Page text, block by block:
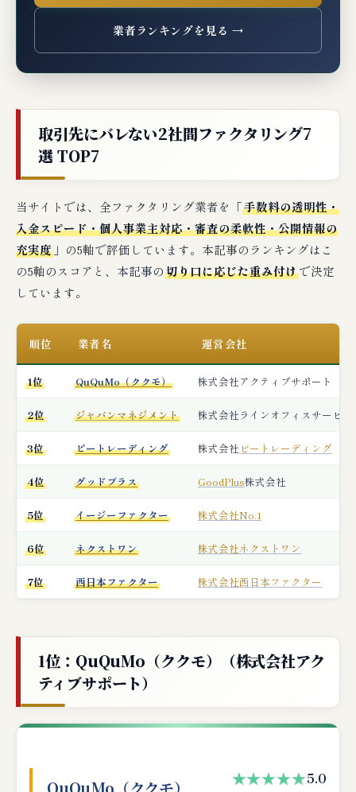
業者ランキングを見る →
取引先にバレない2社間ファクタリング7
選 TOP7
当サイトでは、全ファクタリング業者を「手数料の透明性・
入金スピード・個人事業主対応・審査の柔軟性・公開情報の
充実度 」の5軸で評価しています。本記事のランキングはこ
の5軸のスコアと、本記事の切り口に応じた重み付けで決定
しています。
順位 業者名 運営会社
1位 QuQuMo（ククモ） 株式会社アクティブサポート
2位 ジャパンマネジメント 株式会社ラインオフィスサービス
3位 ビートレーディング 株式会社 ビートレーディング
4位 グッドプラス GoodPlus株式会社
5位 イージーファクター 株式会社No.1
6位 ネクストワン 株式会社ネクストワン
7位 西日本ファクター 株式会社西日本ファクター
1位：QuQuMo（ククモ）（株式会社アク
ティブサポート）
QuQuMo（ククモ） ★★★★★5.0